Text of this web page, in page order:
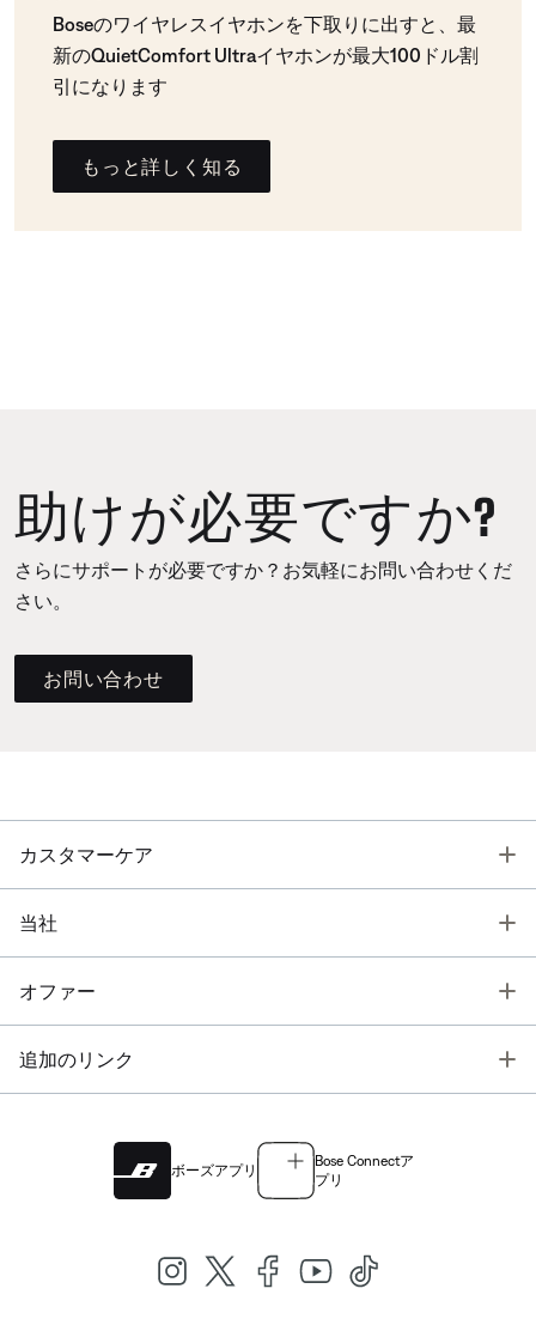
Boseのワイヤレスイヤホンを下取りに出すと、最
新のQuietComfort Ultraイヤホンが最大100ドル割
引になります
もっと詳しく知る
助けが必要ですか?
さらにサポートが必要ですか？お気軽にお問い合わせくだ
さい。
お問い合わせ
カスタマーケア
当社
オファー
追加のリンク
ボーズアプリ
Bose Connectア
プリ